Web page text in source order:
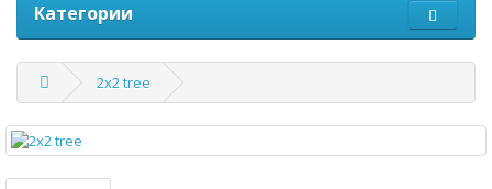
Категории
2x2 tree